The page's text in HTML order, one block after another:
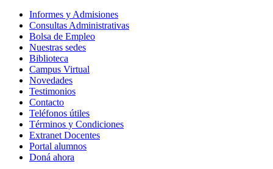
Informes y Admisiones
Consultas Administrativas
Bolsa de Empleo
Nuestras sedes
Biblioteca
Campus Virtual
Novedades
Testimonios
Contacto
Teléfonos útiles
Términos y Condiciones
Extranet Docentes
Portal alumnos
Doná ahora